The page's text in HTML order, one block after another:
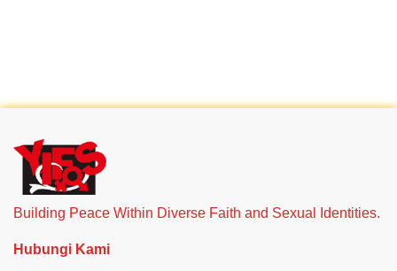
Building Peace Within Diverse Faith and Sexual Identities.
Hubungi Kami